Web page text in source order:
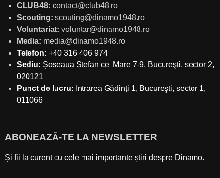
CLUB48: contact@club48.ro
Scouting: scouting@dinamo1948.ro
Voluntariat: voluntar@dinamo1948.ro
Media: media@dinamo1948.ro
Telefon: +40 316 406 974
Sediu: Șoseaua Ștefan cel Mare 7-9, Bucureşti, sector 2,
020121
Punct de lucru: Intrarea Gădinți 1, Bucureşti, sector 1,
011066
ABONEAZĂ-TE LA NEWSLETTER
Și fii la curent cu cele mai importante știri despre Dinamo.